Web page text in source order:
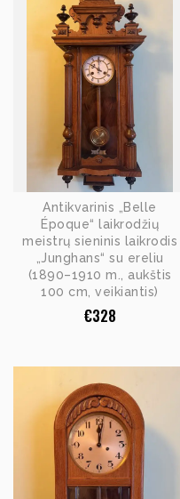
Antikvarinis „Belle
Époque“ laikrodžių
meistrų sieninis laikrodis
„Junghans“ su ereliu
(1890–1910 m., aukštis
100 cm, veikiantis)
€328